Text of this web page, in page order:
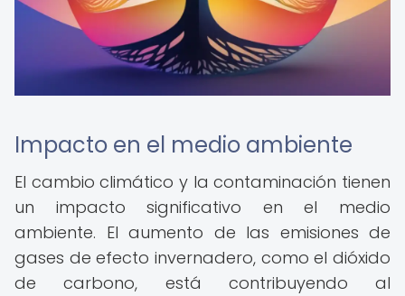
Impacto en el medio ambiente
El cambio climático y la contaminación tienen
un impacto significativo en el medio
ambiente. El aumento de las emisiones de
gases de efecto invernadero, como el dióxido
de carbono, está contribuyendo al